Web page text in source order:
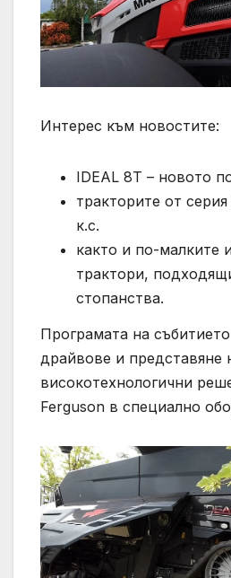
Интерес към новостите:
IDEAL 8Т – новото
тракторите от
к.с.
както и по-малките
трактори,
стопанства.
Програмата на
драйвове и представяне
високотехнологични
Ferguson в специално